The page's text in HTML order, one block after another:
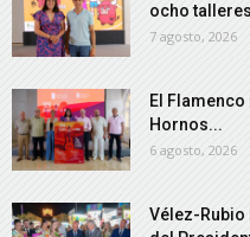
ocho
7 agosto, 2026
El
Hornos...
6 agosto, 2026
Vélez-Rubio